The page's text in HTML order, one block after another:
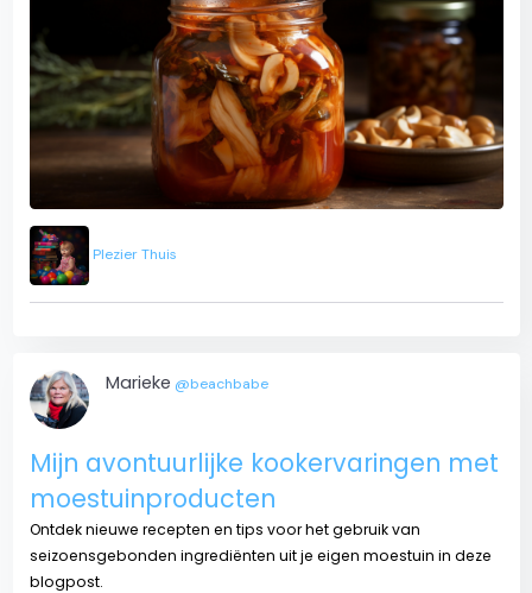
Plezier Thuis
Marieke @beachbabe
Mijn avontuurlijke kookervaringen met
moestuinproducten
Ontdek nieuwe recepten en tips voor het gebruik van
seizoensgebonden ingrediënten uit je eigen moestuin in deze
blogpost.